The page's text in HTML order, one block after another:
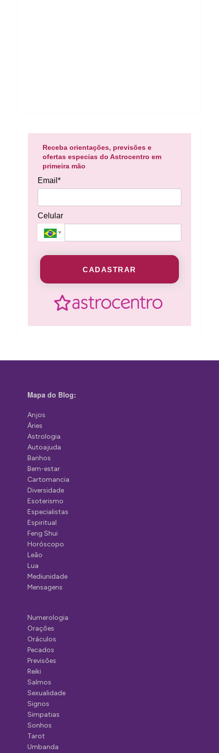
Receba orientações, previsões e
ofertas especias do Astrocentro em
primeira mão
Email*
Celular
CADASTRAR
Mapa do Blog:
Anjos
Áries
Astrologia
Autoajuda
Banhos
Bem-estar
Cartomancia
Diversidade
Esoterismo
Especialistas
Espiritual
Feng Shui
Horóscopo
Leão
Lua
Mediunidade
Mensagens
Numerologia
Orações
Oráculos
Pecados
Previsões
Reiki
Salmos
Sexualidade
Signos
Simpatias
Sonhos
Tarot
Umbanda